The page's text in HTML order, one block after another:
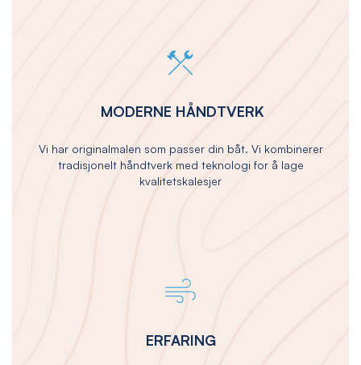
MODERNE HÅNDTVERK
Vi har originalmalen som passer din båt. Vi kombinerer
tradisjonelt håndtverk med teknologi for å lage
kvalitetskalesjer
ERFARING